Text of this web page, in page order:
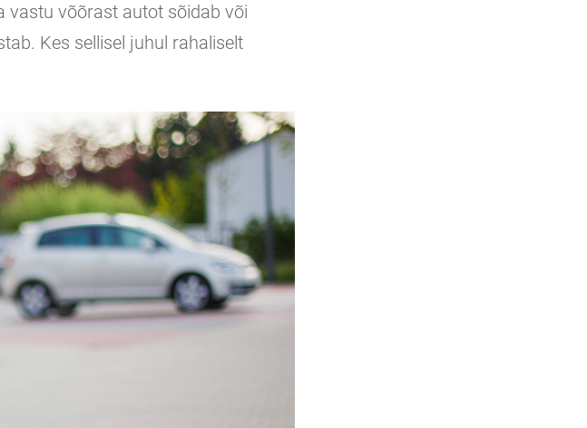
vastu võõrast autot sõidab või
Kes sellisel juhul rahaliselt